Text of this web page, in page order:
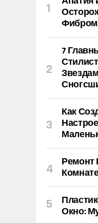
7
Как
Ремонт
Окно: